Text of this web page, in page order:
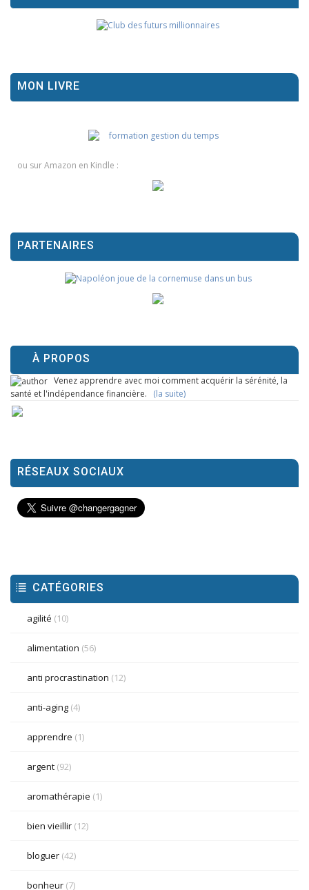
MON LIVRE
ou sur Amazon en Kindle :
PARTENAIRES
À PROPOS
Venez apprendre avec moi comment acquérir la sérénité, la
santé et l'indépendance financière. (la suite)
RÉSEAUX SOCIAUX
CATÉGORIES
agilité (10)
alimentation (56)
anti procrastination (12)
anti-aging (4)
apprendre (1)
argent (92)
aromathérapie (1)
bien vieillir (12)
bloguer (42)
bonheur (7)